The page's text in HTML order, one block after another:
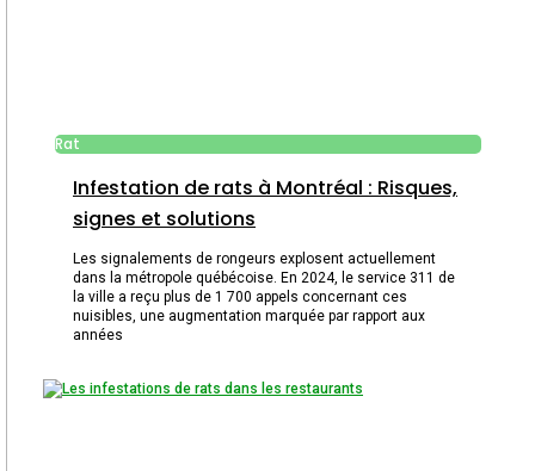
Rat
Infestation de rats à Montréal : Risques,
signes et solutions
Les signalements de rongeurs explosent actuellement
dans la métropole québécoise. En 2024, le service 311 de
la ville a reçu plus de 1 700 appels concernant ces
nuisibles, une augmentation marquée par rapport aux
années